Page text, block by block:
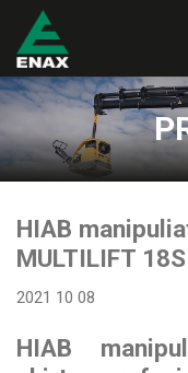
HIAB
SKIBICKI
Bortiniai
SKIBICKI
GHH
HIAB
MULTILIFT 18S
2021 10 08
HIAB